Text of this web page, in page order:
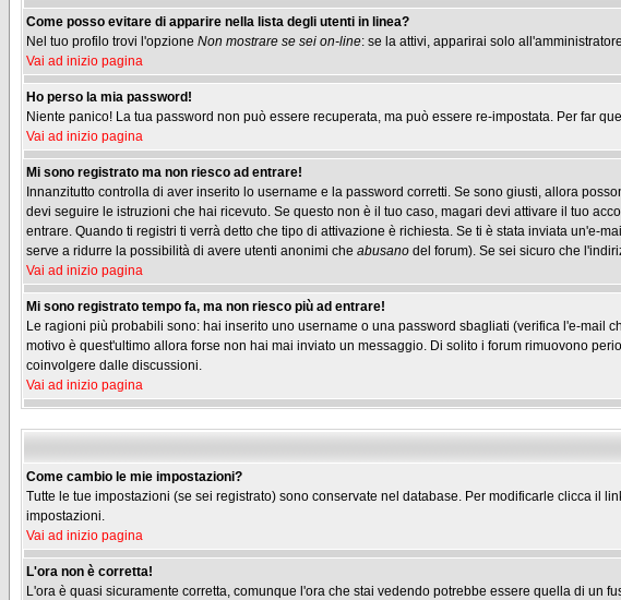
Come posso evitare di apparire nella lista degli utenti in linea?
Nel tuo profilo trovi l'opzione Non mostrare se sei on-line: se la attivi, apparirai solo
Vai ad inizio pagina
Ho perso la mia password!
Niente panico! La tua password non può essere recuperata, ma può essere re-impostata. Per far
Vai ad inizio pagina
Mi sono registrato ma non riesco ad entrare!
Innanzitutto controlla di aver inserito lo username e la password corretti. Se sono giusti, allora
devi seguire le istruzioni che hai ricevuto. Se questo non è il tuo caso, magari devi attivare il tuo
entrare. Quando ti registri ti verrà detto che tipo di attivazione è richiesta. Se ti è stata inviata un'e-
serve a ridurre la possibilità di avere utenti anonimi che abusano del forum). Se sei sicuro che
Vai ad inizio pagina
Mi sono registrato tempo fa, ma non riesco più ad entrare!
Le ragioni più probabili sono: hai inserito uno username o una password sbagliati (verifica l'e-mail
motivo è quest'ultimo allora forse non hai mai inviato un messaggio. Di solito i forum rimuovono
coinvolgere dalle discussioni.
Vai ad inizio pagina
Come cambio le mie impostazioni?
Tutte le tue impostazioni (se sei registrato) sono conservate nel database. Per modificarle clicca il
impostazioni.
Vai ad inizio pagina
L'ora non è corretta!
L'ora è quasi sicuramente corretta, comunque l'ora che stai vedendo potrebbe essere quella di un